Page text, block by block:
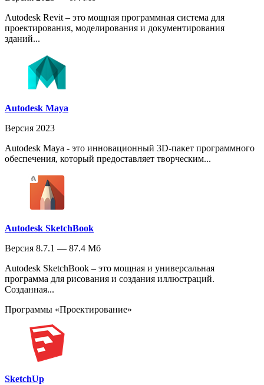
Autodesk Revit – это мощная программная система для
проектирования, моделирования и документирования
зданий...
Autodesk Maya
Версия 2023
Autodesk Maya - это инновационный 3D-пакет программного
обеспечения, который предоставляет творческим...
Autodesk SketchBook
Версия 8.7.1 — 87.4 Мб
Autodesk SketchBook – это мощная и универсальная
программа для рисования и создания иллюстраций.
Созданная...
Программы «Проектирование»
SketchUp